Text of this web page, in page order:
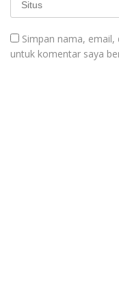
Simpan nama,
untuk komentar saya